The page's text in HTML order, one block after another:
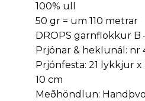
100% ull
50 gr = um 110 metrar
DROPS garnflokkur B
Prjónar & heklunál: nr
Prjónfesta: 21 lykkjur
10 cm
Meðhöndlun: